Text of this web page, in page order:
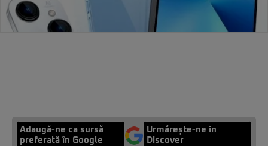
Adaugă-ne ca sursă
preferată în Google
Urmărește-ne in
Discover